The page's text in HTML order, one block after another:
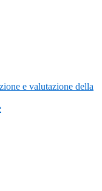
e valutazione della